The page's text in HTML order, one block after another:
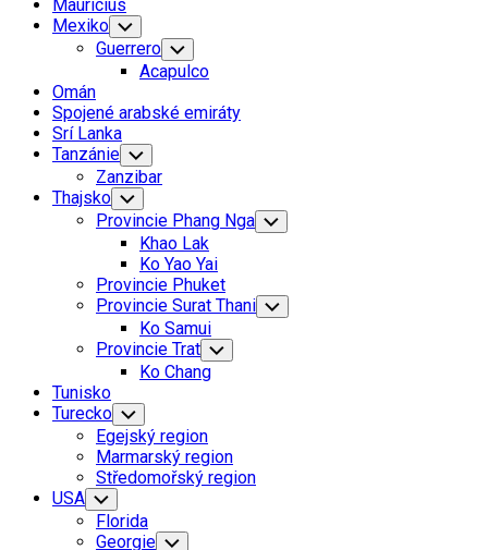
Mauricius
Mexiko Toggle
Child
Menu
Guerrero Toggle
Child
Menu
Acapulco
Omán
Spojené arabské emiráty
Srí Lanka
Tanzánie Toggle
Child
Menu
Zanzibar
Thajsko Toggle
Child
Menu
Provincie Phang Nga Toggle
Child
Khao Lak
Ko Yao Yai
Provincie Phuket
Provincie Surat Thani Toggle
Child
Ko Samui
Provincie Trat Toggle
Child
Menu
Ko Chang
Tunisko
Turecko Toggle
Child
Menu
Egejský region
Marmarský region
Středomořský region
USA Toggle
Child
Menu
Florida
Georgie Toggle